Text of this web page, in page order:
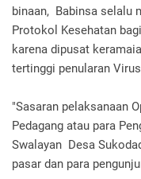
binaan, Babinsa selalu
Protokol Kesehatan
karena dipusat
tertinggi penularan
"Sasaran pelaksanaan
Pedagang atau para
Swalayan Desa
pasar dan para